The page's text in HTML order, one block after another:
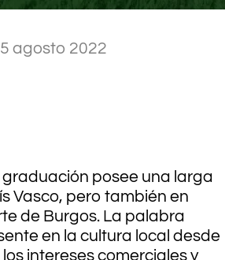
agosto 2022
graduación posee una larga
Vasco, pero también en
de Burgos. La palabra
en la cultura local desde
los intereses comerciales y